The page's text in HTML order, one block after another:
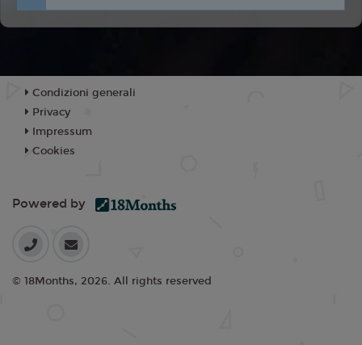
Condizioni generali
Privacy
Impressum
Cookies
Powered by
© 18Months, 2026. All rights reserved